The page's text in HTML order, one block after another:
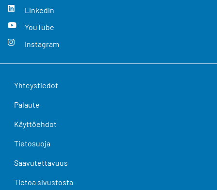
LinkedIn
YouTube
Instagram
Yhteystiedot
Palaute
Käyttöehdot
Tietosuoja
Saavutettavuus
Tietoa sivustosta